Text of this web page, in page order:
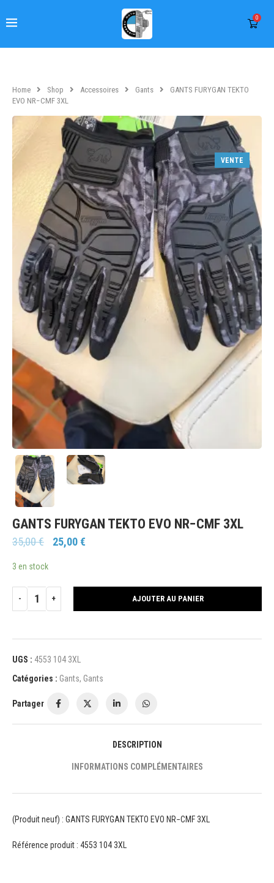
0
Home Shop Accessoires Gants
GANTS FURYGAN TEKTO
EVO NR−CMF 3XL
VENTE
GANTS FURYGAN TEKTO EVO NR−CMF 3XL
35,00€ 25,00€
3 en stock
AJOUTER AU PANIER
UGS : 4553 104 3XL
Catégories : Gants, Gants
Partager
DESCRIPTION
INFORMATIONS COMPLÉMENTAIRES
(Produit neuf) : GANTS FURYGAN TEKTO EVO NR−CMF 3XL
Référence produit : 4553 104 3XL